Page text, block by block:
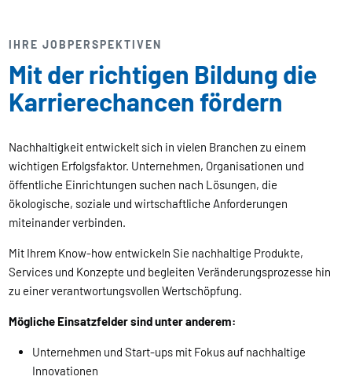
IHRE JOBPERSPEKTIVEN
Mit der richtigen Bildung die
Karrierechancen fördern
Nachhaltigkeit entwickelt sich in vielen Branchen zu einem
wichtigen Erfolgsfaktor. Unternehmen, Organisationen und
öffentliche Einrichtungen suchen nach Lösungen, die
ökologische, soziale und wirtschaftliche Anforderungen
miteinander verbinden.
Mit Ihrem Know-how entwickeln Sie nachhaltige Produkte,
Services und Konzepte und begleiten Veränderungsprozesse hin
zu einer verantwortungsvollen Wertschöpfung.
Mögliche Einsatzfelder sind unter anderem:
Unternehmen und Start-ups mit Fokus auf nachhaltige
Innovationen